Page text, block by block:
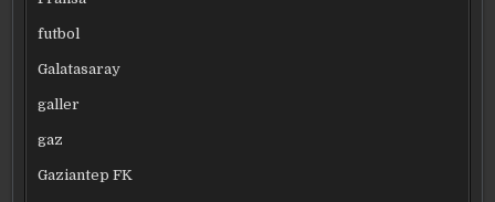
futbol
Galatasaray
galler
gaz
Gaziantep FK